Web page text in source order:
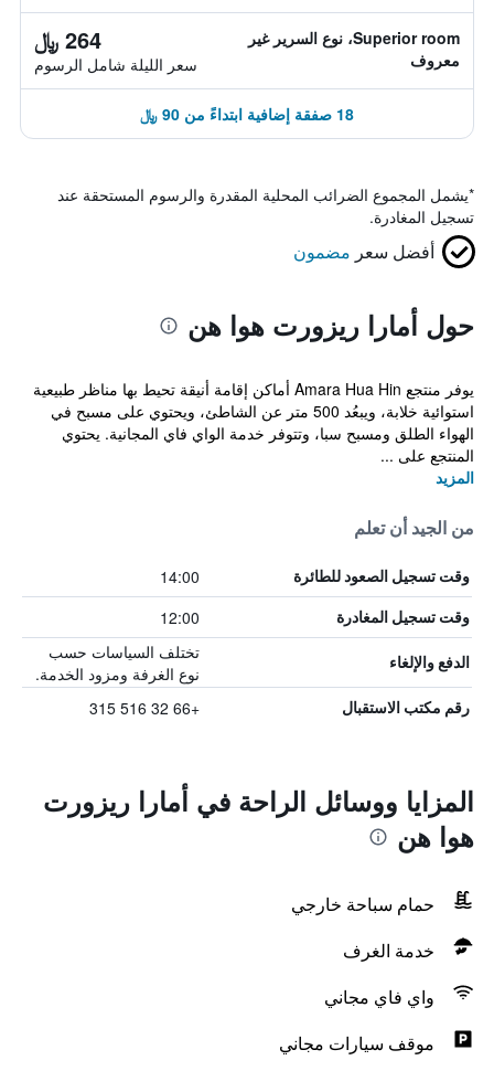
Superior room، نوع السرير غير
معروف
264 ﷼
سعر الليلة شامل الرسوم
18 صفقة إضافية ابتداءً من 90 ﷼
*يشمل المجموع الضرائب المحلية المقدرة والرسوم المستحقة عند
تسجيل المغادرة.
أفضل سعر مضمون
حول أمارا ريزورت هوا هن
يوفر منتجع Amara Hua Hin أماكن إقامة أنيقة تحيط بها مناظر طبيعية
استوائية خلابة، ويبعُد 500 متر عن الشاطئ، ويحتوي على مسبح في
الهواء الطلق ومسبح سبا، وتتوفر خدمة الواي فاي المجانية. يحتوي
المنتجع على ...
المزيد
من الجيد أن تعلم
وقت تسجيل الصعود للطائرة 14:00
وقت تسجيل المغادرة 12:00
الدفع والإلغاء
تختلف السياسات حسب
نوع الغرفة ومزود الخدمة.
رقم مكتب الاستقبال +66 32 516 315
المزايا ووسائل الراحة في أمارا ريزورت
هوا هن
حمام سباحة خارجي
خدمة الغرف
واي فاي مجاني
موقف سيارات مجاني